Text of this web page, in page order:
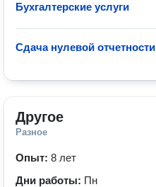
Бухгалтерские услуги
Сдача нулевой отчетности
Другое
Разное
Опыт: 8 лет
Дни работы: Пн